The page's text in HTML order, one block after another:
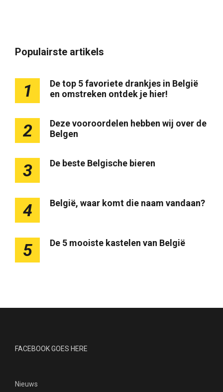
Populairste artikels
1
De top 5 favoriete drankjes in België
en omstreken ontdek je hier!
2
Deze vooroordelen hebben wij over de
Belgen
3 De beste Belgische bieren
4 België, waar komt die naam vandaan?
5 De 5 mooiste kastelen van België
FACEBOOK GOES HERE
Nieuws